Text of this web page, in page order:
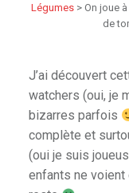
Légumes > On joue
de
J’ai découvert
watchers (oui, je
bizarres parfois
complète et
(oui je suis
enfants ne